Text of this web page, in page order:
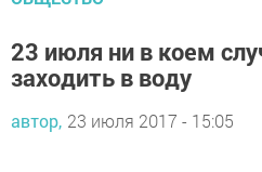
23 июля ни в коем
заходить в воду
автор, 23 июля 2017 - 15:05